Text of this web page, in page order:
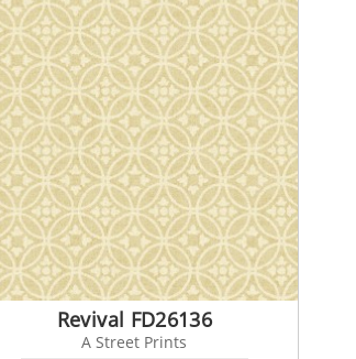
Revival FD26136
A Street Prints